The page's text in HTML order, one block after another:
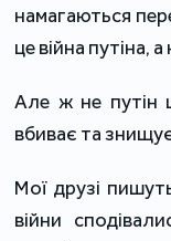
намагаються
це війна путіна, а
Але ж не путін
вбиває та
Мої друзі
війни